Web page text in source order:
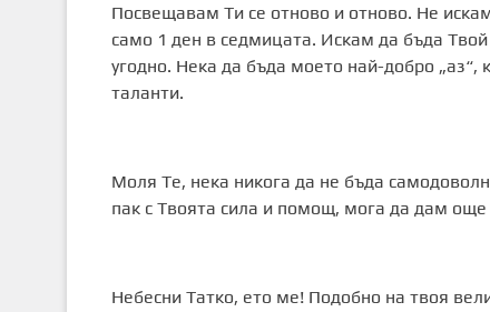
Посвещавам Ти се отново и отново. Не
само 1 ден в седмицата. Искам да бъда
угодно. Нека да бъда моето най-добро
таланти.
Моля Те, нека никога да не бъда
пак с Твоята сила и помощ, мога да дам
Небесни Татко, ето ме! Подобно на твоя